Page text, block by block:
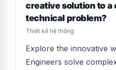
creative solution to a
technical problem?
Thiết kế hệ thống
Explore the innovative
Engineers solve